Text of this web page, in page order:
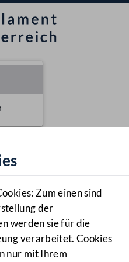
Zum einen sind
der
werden sie für die
verarbeitet. Cookies
nur mit Ihrem